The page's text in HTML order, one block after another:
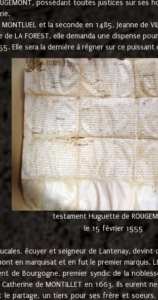
possédant toutes justices sur
et la seconde en 1485, Jeanne
LA FOREST, elle demanda une dispense
Elle sera la dernière à régner sur ce puissant
testament Huguette de
le 15 février 1555
écuyer et seigneur de Lantenay,
en marquisat et en fut le premier marquis.
de Bourgogne, premier syndic de la
Catherine de MONTILLET en 1663. Ils
partage, un tiers pour ses frère et